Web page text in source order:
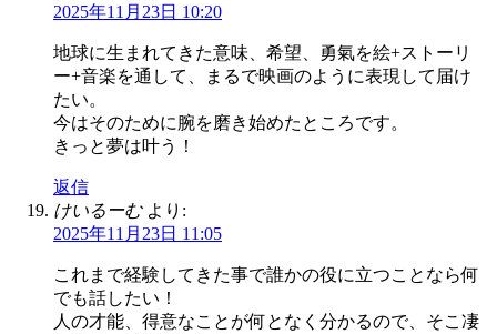
2025年11月23日 10:20
地球に生まれてきた意味、希望、勇氣を絵+ストーリ
ー+音楽を通して、まるで映画のように表現して届け
たい。
今はそのために腕を磨き始めたところです。
きっと夢は叶う！
返信
けいるーむ より:
2025年11月23日 11:05
これまで経験してきた事で誰かの役に立つことなら何
でも話したい！
人の才能、得意なことが何となく分かるので、そこ凄